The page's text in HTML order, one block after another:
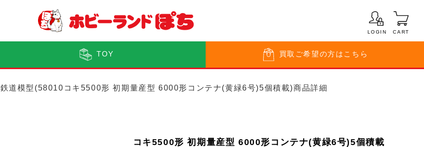
LOGIN CART
TOY 買取 ご希望の方はこちら
鉄道模型(58010コキ5500形 初期量産型 6000形コンテナ(黄緑6号)5個積載)商品詳細
コキ5500形 初期量産型 6000形コンテナ(黄緑6号)5個積載